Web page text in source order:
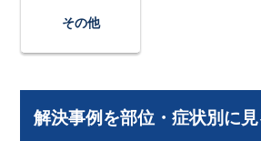
その他
解決事例を部位・症状別に見